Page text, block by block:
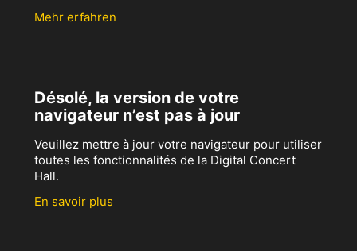
Mehr erfahren
Désolé, la version de votre
navigateur n’est pas à jour
Veuillez mettre à jour votre navigateur pour utiliser
toutes les fonctionnalités de la Digital Concert
Hall.
En savoir plus